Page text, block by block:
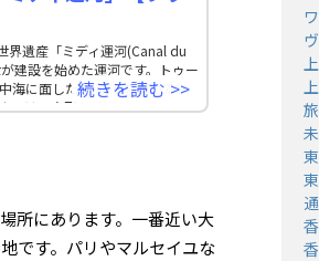
界遺産「ミディ運河(Canal du
建設を始めた運河です。トゥー
海に面した湖)までを繋いでい
では、主要な輸送ルートでし
続きを読む >>
所にあります。一番近い大
です。パリやマルセイユな